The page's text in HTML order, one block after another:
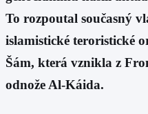
To rozpoutal současný
islamistické teroristické
Šám, která vznikla z
odnože Al-Káida.